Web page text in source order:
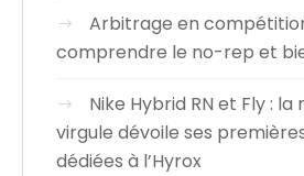
Arbitrage en
comprendre le no-rep et
Nike Hybrid RN et Fly : la
virgule dévoile ses
dédiées à l’Hyrox